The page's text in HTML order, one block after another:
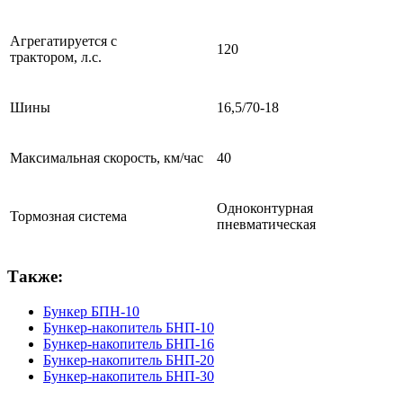
Агрегатируется с
трактором, л.с.
120
Шины 16,5/70-18
Максимальная скорость, км/час 40
Тормозная система
Одноконтурная
пневматическая
Также:
Бункер БПН-10
Бункер-накопитель БНП-10
Бункер-накопитель БНП-16
Бункер-накопитель БНП-20
Бункер-накопитель БНП-30